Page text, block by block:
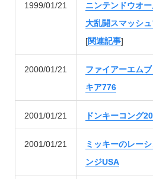
1999/01/21
ニンテンドウオ
大乱闘スマッシ
[関連記事]
2000/01/21
ファイアーエム
キア776
2001/01/21 ドンキーコング
2001/01/21
ミッキーのレー
ンジUSA